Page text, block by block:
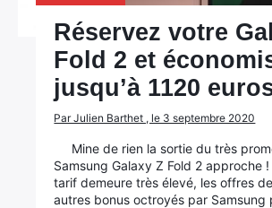
Réservez votre
Fold 2 et
jusqu’à 1120
Par Julien Barthet , le 3 septembre 2020
Mine de rien la sortie du très
Samsung Galaxy Z Fold 2 approche !
tarif demeure très élevé, les offres
autres bonus octroyés par Samsung